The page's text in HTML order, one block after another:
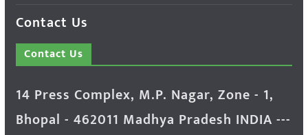
Contact Us
Contact Us
14 Press Complex, M.P. Nagar, Zone - 1,
Bhopal - 462011 Madhya Pradesh INDIA ---